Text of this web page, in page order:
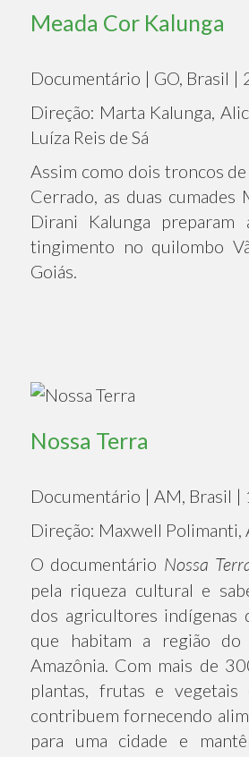
Meada Cor Kalunga
Documentário | GO, Brasil
Direção: Marta Kalunga,
Luíza Reis de Sá
Assim como dois troncos
Cerrado, as duas cumades
Dirani Kalunga preparam
tingimento no quilombo
Goiás.
Nossa Terra
Documentário | AM, Brasil |
Direção: Maxwell Polimanti,
O documentário Nossa
pela riqueza cultural e
dos agricultores indígenas
que habitam a região
Amazônia. Com mais de
plantas, frutas e vegetais
contribuem fornecendo
para uma cidade e